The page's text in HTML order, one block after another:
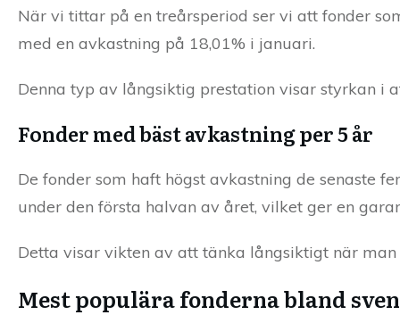
När vi tittar på en treårsperiod ser vi att fonder
med en avkastning på 18,01% i januari.
Denna typ av långsiktig prestation visar styrkan i
Fonder med bäst avkastning per 5 år
De fonder som haft högst avkastning de senaste
under den första halvan av året, vilket ger en
Detta visar vikten av att tänka långsiktigt när
Mest populära fonderna bland